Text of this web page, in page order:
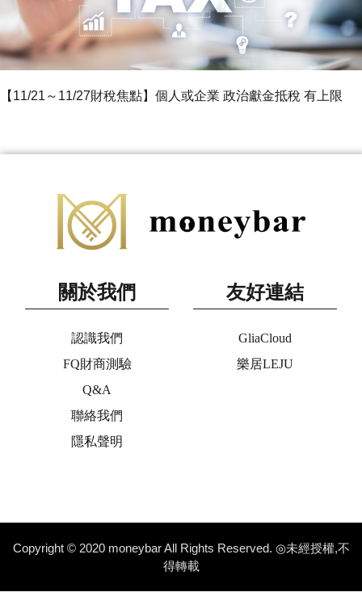
【11/21～11/27財稅焦點】個人或企業 政治獻金抵稅 有上限
關於我們
認識我們
FQ財商測驗
Q&A
聯絡我們
隱私聲明
友好連結
GliaCloud
樂居LEJU
Copyright © 2020 moneybar All Rights Reserved. ◎未經授權,不
得轉載